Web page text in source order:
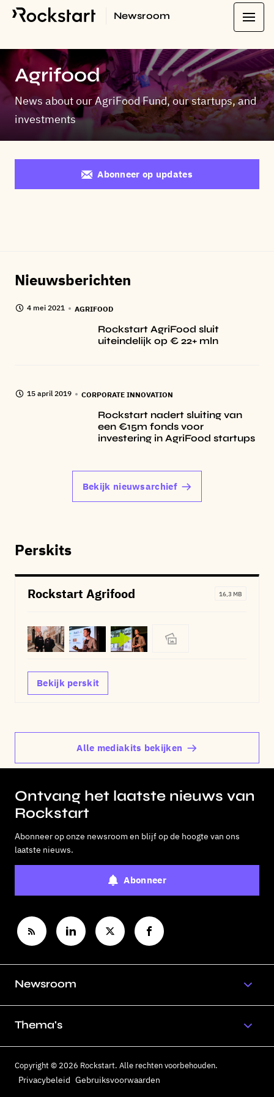
Newsroom
Agrifood
News about our AgriFood Fund, our startups, and
investments
Abonneer op updates
Nieuwsberichten
4 mei 2021 AGRIFOOD
Rockstart AgriFood sluit
uiteindelijk op € 22+ mln
15 april 2019 CORPORATE INNOVATION
Rockstart nadert sluiting van
een €15m fonds voor
investering in AgriFood startups
Bekijk nieuwsarchief
Perskits
Rockstart Agrifood 16,3 MB
Bekijk perskit
Alle mediakits bekijken
Ontvang het laatste nieuws van
Rockstart
Abonneer op onze newsroom en blijf op de hoogte van ons
laatste nieuws.
Abonneer
Newsroom
Thema's
Copyright © 2026 Rockstart. Alle rechten voorbehouden.
Privacybeleid Gebruiksvoorwaarden